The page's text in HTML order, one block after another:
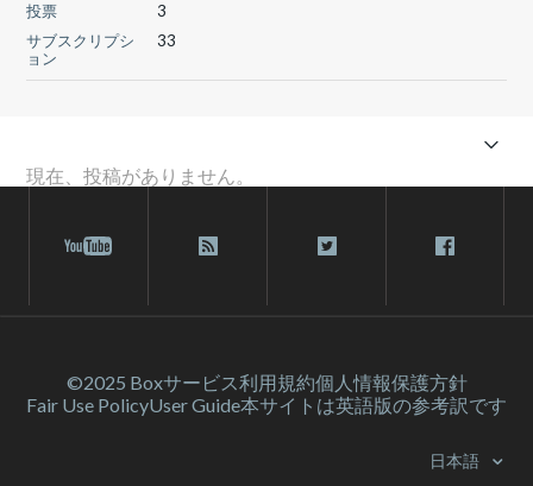
投票
3
サブスクリプシ
ョン
33
現在、投稿がありません。
©2025 Boxサービス利⽤規約個人情報保護方針
Fair Use PolicyUser Guide本サイトは英語版の参考訳です
日本語